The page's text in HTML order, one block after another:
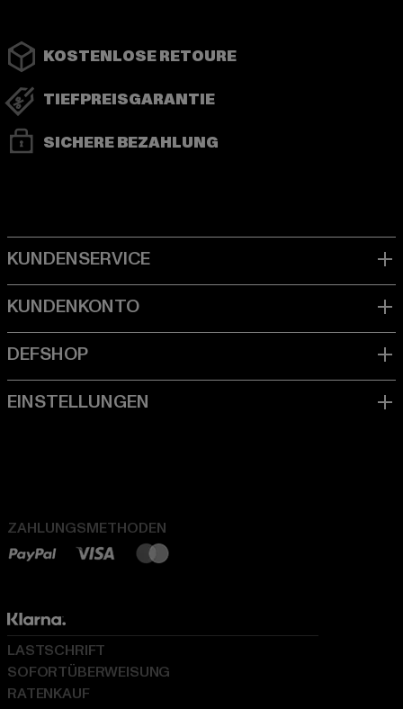
KOSTENLOSE RETOURE
TIEFPREISGARANTIE
SICHERE BEZAHLUNG
ZAHLUNGSMETHODEN
LASTSCHRIFT
SOFORTÜBERWEISUNG
RATENKAUF